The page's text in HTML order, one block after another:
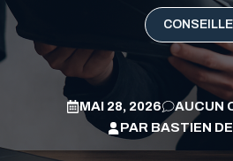
CONSEILLE
MAI 28, 2026
AUCUN
PAR BASTIEN